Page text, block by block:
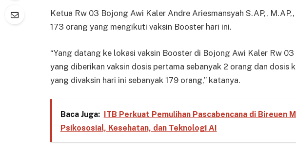
Ketua Rw 03 Bojong Awi Kaler Andre Ariesmansyah S.AP,,
173 orang yang mengikuti vaksin Booster hari ini.
“Yang datang ke lokasi vaksin Booster di Bojong Awi Kaler Rw
yang diberikan vaksin dosis pertama sebanyak 2 orang dan dosis
yang divaksin hari ini sebanyak 179 orang,” katanya.
Baca Juga: ITB Perkuat Pemulihan Pascabencana di Bireuen
Psikososial, Kesehatan, dan Teknologi AI